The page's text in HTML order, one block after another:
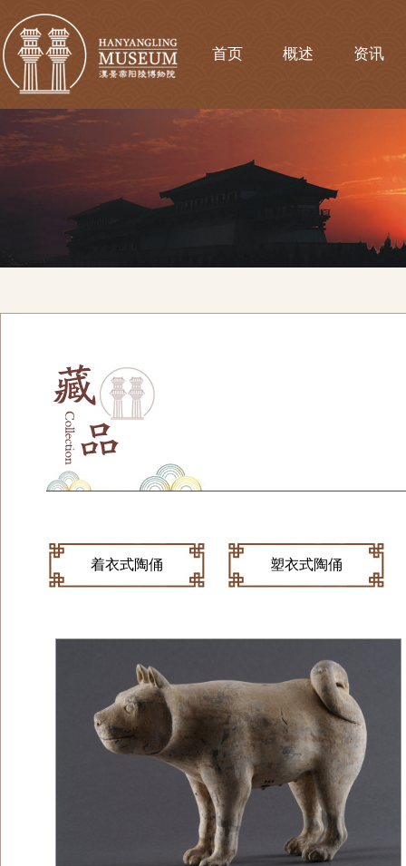
首页 概述 资讯
着衣式陶俑 塑衣式陶俑